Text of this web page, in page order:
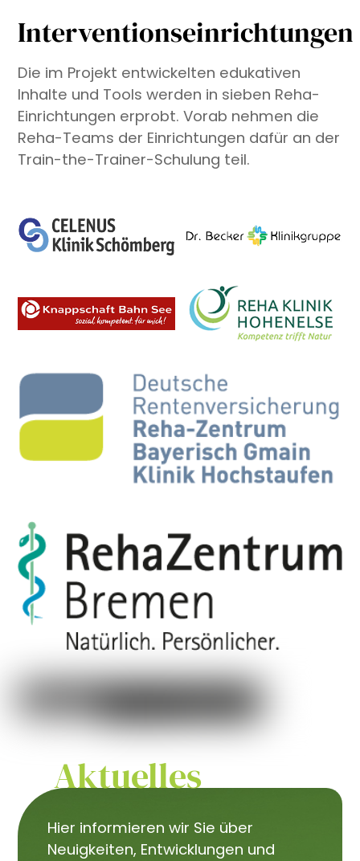
Interventionseinrichtungen
Die im Projekt entwickelten edukativen
Inhalte und Tools werden in sieben Reha-
Einrichtungen erprobt. Vorab nehmen die
Reha-Teams der Einrichtungen dafür an der
Train-the-Trainer-Schulung teil.
Aktuelles
Hier informieren wir Sie über
Neuigkeiten, Entwicklungen und